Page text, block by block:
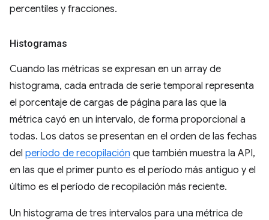
percentiles y fracciones.
Histogramas
Cuando las métricas se expresan en un array de
histograma, cada entrada de serie temporal representa
el porcentaje de cargas de página para las que la
métrica cayó en un intervalo, de forma proporcional a
todas. Los datos se presentan en el orden de las fechas
del período de recopilación que también muestra la API,
en las que el primer punto es el período más antiguo y el
último es el período de recopilación más reciente.
Un histograma de tres intervalos para una métrica de